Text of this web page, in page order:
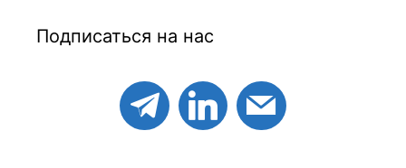
Подписаться на нас